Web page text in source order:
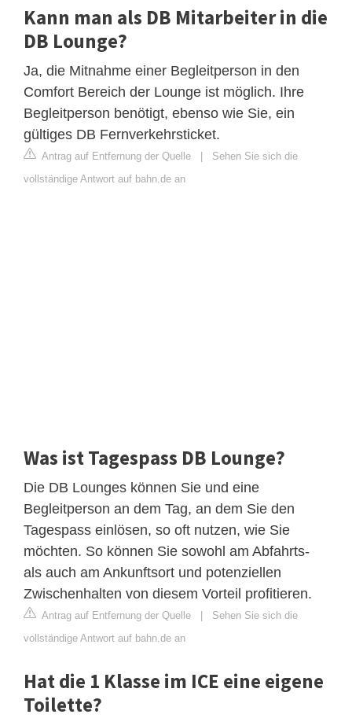
Kann man als DB Mitarbeiter in die
DB Lounge?
Ja, die Mitnahme einer Begleitperson in den
Comfort Bereich der Lounge ist möglich. Ihre
Begleitperson benötigt, ebenso wie Sie, ein
gültiges DB Fernverkehrsticket.
Antrag auf Entfernung der Quelle | Sehen Sie sich die
vollständige Antwort auf bahn.de an
Was ist Tagespass DB Lounge?
Die DB Lounges können Sie und eine
Begleitperson an dem Tag, an dem Sie den
Tagespass einlösen, so oft nutzen, wie Sie
möchten. So können Sie sowohl am Abfahrts-
als auch am Ankunftsort und potenziellen
Zwischenhalten von diesem Vorteil profitieren.
Antrag auf Entfernung der Quelle | Sehen Sie sich die
vollständige Antwort auf bahn.de an
Hat die 1 Klasse im ICE eine eigene
Toilette?